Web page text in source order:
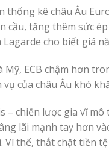
thống kê châu Âu
cầu, tăng thêm sức
Lagarde cho biết giá
Mỹ, ECB chậm hơn
vụ của châu Âu khó
– chiến lược gia vĩ
lãi mạnh tay hơn
Vì thế, thắt chặt tiền